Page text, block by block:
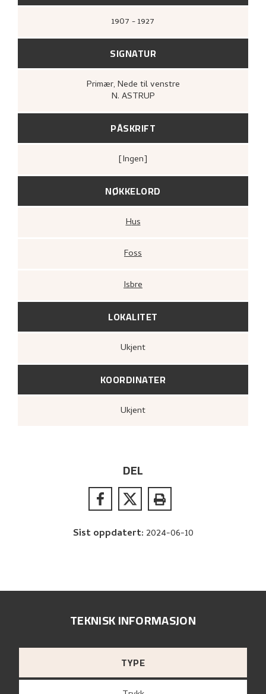
1907 - 1927
SIGNATUR
Primær, Nede til venstre
N. ASTRUP
PÅSKRIFT
[ingen]
NØKKELORD
Hus
Foss
Isbre
LOKALITET
Ukjent
KOORDINATER
Ukjent
DEL
Sist oppdatert: 2024-06-10
TEKNISK INFORMASJON
TYPE